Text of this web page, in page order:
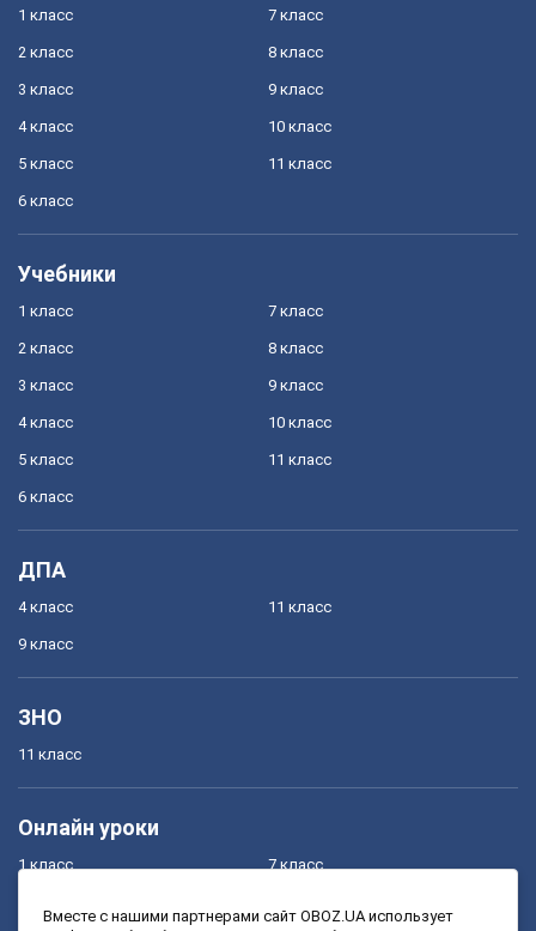
1 класс
2 класс
3 класс
4 класс
5 класс
6 класс
7 класс
8 класс
9 класс
10 класс
11 класс
Учебники
1 класс
2 класс
3 класс
4 класс
5 класс
6 класс
7 класс
8 класс
9 класс
10 класс
11 класс
ДПА
4 класс
9 класс
11 класс
ЗНО
11 класс
Онлайн уроки
1 класс 7 класс
Вместе с нашими партнерами сайт OBOZ.UA использует